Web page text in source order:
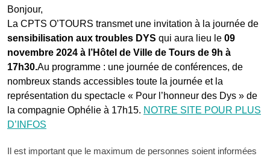
Bonjour,
La CPTS O’TOURS transmet une invitation à la journée de
sensibilisation aux troubles DYS qui aura lieu le 09
novembre 2024 à l’Hôtel de Ville de Tours de 9h à
17h30.Au programme : une journée de conférences, de
nombreux stands accessibles toute la journée et la
représentation du spectacle « Pour l’honneur des Dys » de
la compagnie Ophélie à 17h15. NOTRE SITE POUR PLUS
D’INFOS
Il est important que le maximum de personnes soient informées